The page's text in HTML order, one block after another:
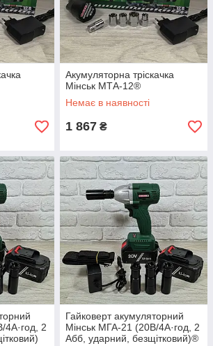
Акумуляторна тріскачка
Мінськ МТА-12®
Немає в наявності
1 867 ₴
4А·год, 2
Гайковерт акумуляторний
Мінськ МГА-21 (20В/4А·год, 2
Абб, ударний, безщітковий)®